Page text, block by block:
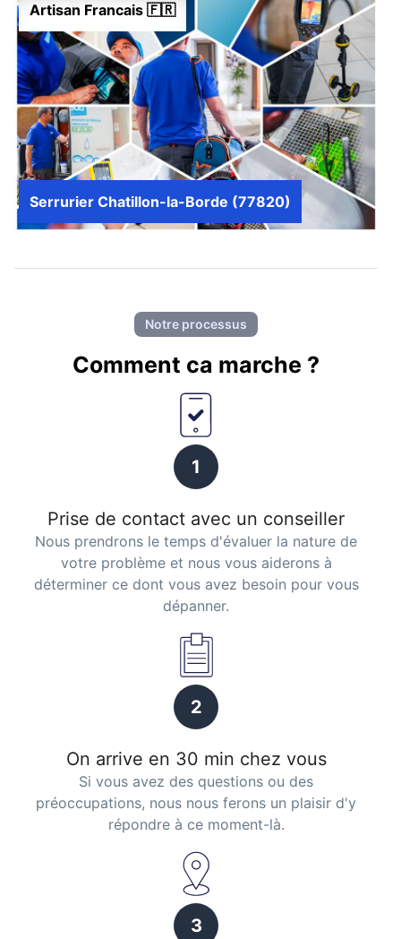
Artisan Francais 🇫🇷
Serrurier Chatillon-la-Borde (77820)
Notre processus
Comment ca marche ?
1
Prise de contact avec un conseiller
Nous prendrons le temps d'évaluer la nature de
votre problème et nous vous aiderons à
déterminer ce dont vous avez besoin pour vous
dépanner.
2
On arrive en 30 min chez vous
Si vous avez des questions ou des
préoccupations, nous nous ferons un plaisir d'y
répondre à ce moment-là.
3